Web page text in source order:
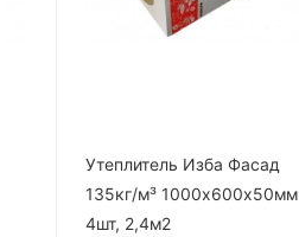
Утеплитель Изба Фасад
135кг/м³ 1000х600х50мм
4шт, 2,4м2